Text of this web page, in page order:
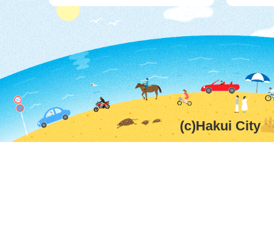
(c)Hakui City